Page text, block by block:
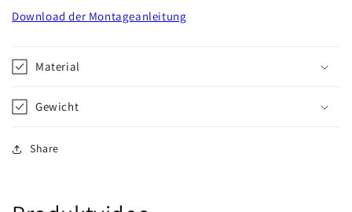
Download der Montageanleitung
Material
Gewicht
Share